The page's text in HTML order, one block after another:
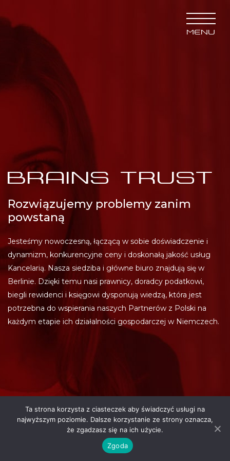
MENU
BRAINS TRUST
Rozwiązujemy problemy zanim
powstaną
Jesteśmy nowoczesną, łączącą w sobie doświadczenie i
dynamizm, konkurencyjne ceny i doskonałą jakość usług
Kancelarią. Nasza siedziba i główne biuro znajdują się w
Berlinie. Dzięki temu nasi prawnicy, doradcy podatkowi,
biegli rewidenci i księgowi dysponują wiedzą, która jest
potrzebna do wspierania naszych Partnerów z Polski na
każdym etapie ich działalności gospodarczej w Niemczech.
Ta strona korzysta z ciasteczek aby świadczyć usługi na
najwyższym poziomie. Dalsze korzystanie ze strony oznacza,
że zgadzasz się na ich użycie.
Zgoda